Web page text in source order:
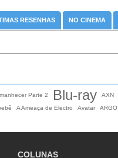
RESENHAS NO CINEMA
Parte 2 Blu-ray AXN
A Ameaça de Electro Avatar ARGO
COLUNAS